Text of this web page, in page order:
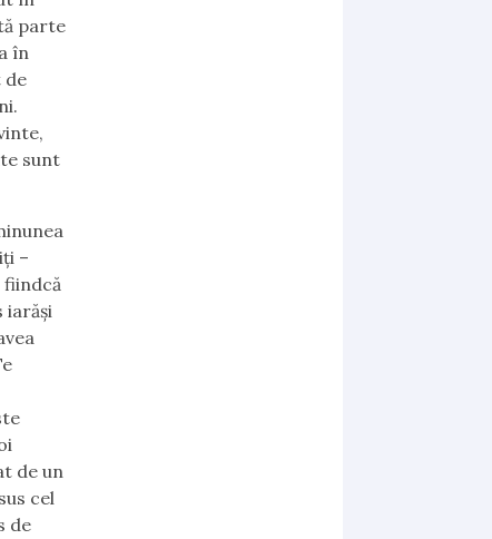
parte
în
de
sunt
–
fiindcă
iarăşi
de un
cel
de